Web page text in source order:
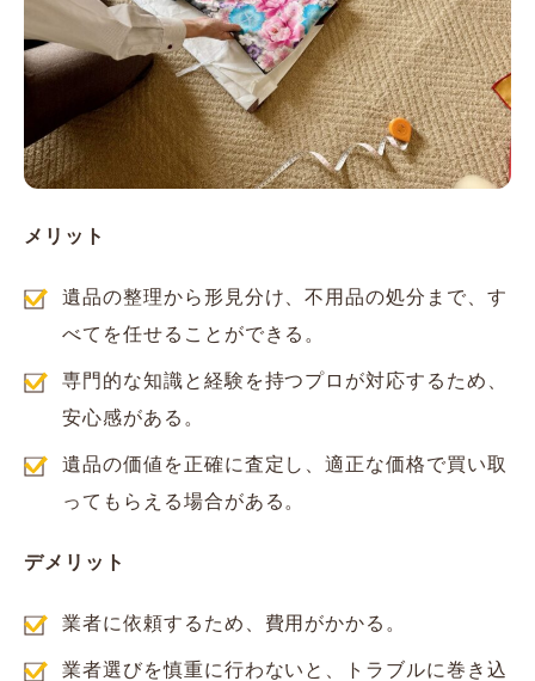
メリット
遺品の整理から形見分け、不用品の処分まで、す
べてを任せることができる。
専門的な知識と経験を持つプロが対応するため、
安心感がある。
遺品の価値を正確に査定し、適正な価格で買い取
ってもらえる場合がある。
デメリット
業者に依頼するため、費用がかかる。
業者選びを慎重に行わないと、トラブルに巻き込